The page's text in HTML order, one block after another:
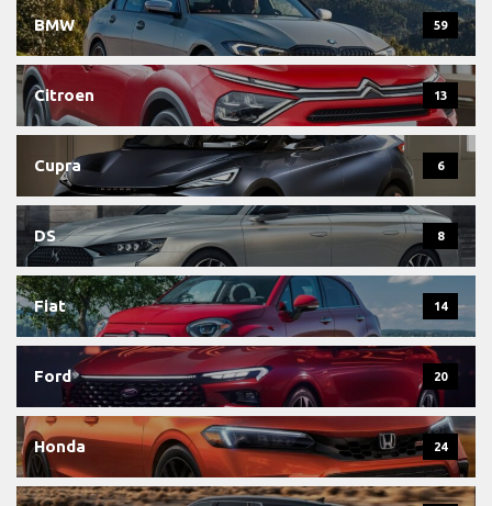
BMW 59
Citroen 13
Cupra 6
DS 8
Fiat 14
Ford 20
Honda 24